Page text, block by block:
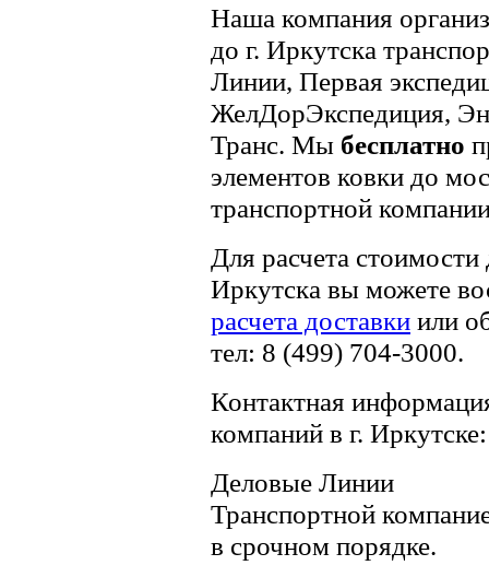
Наша компания
до г. Иркутска
Линии, Первая
ЖелДорЭкспедиция,
Транс. Мы бесплатно
элементов ковки до
транспортной
Для расчета
Иркутска вы можете
расчета доставки или
тел: 8 (499) 704-3000.
Контактная
компаний в г. Иркутске:
Деловые Линии
Транспортной
в срочном порядке.